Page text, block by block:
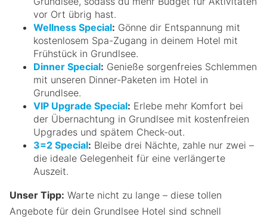
vor Ort übrig hast.
Wellness Special: Gönne dir Entspannung mit
kostenlosem Spa-Zugang in deinem Hotel mit
Frühstück in Grundlsee.
Dinner Special: Genieße sorgenfreies Schlemmen
mit unseren Dinner-Paketen im Hotel in
Grundlsee.
VIP Upgrade Special: Erlebe mehr Komfort bei
der Übernachtung in Grundlsee mit kostenfreien
Upgrades und spätem Check-out.
3=2 Special: Bleibe drei Nächte, zahle nur zwei –
die ideale Gelegenheit für eine verlängerte
Auszeit.
Unser Tipp: Warte nicht zu lange – diese tollen
Angebote für dein Grundlsee Hotel sind schnell